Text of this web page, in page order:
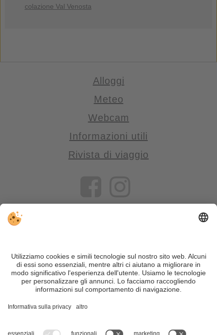
colazione Val Venosta
Alloggi
Meteo
Webcam
Informazioni utili
Rivista di viaggio
VIVOSüdtirol è il portale di viaggio per chi desidera vivere il
Trentino Alto Adige davvero – con consigli autentici, alloggi e
offerte su misura.
Nonostante il lavoro accurato e il costante aggiornamento dei